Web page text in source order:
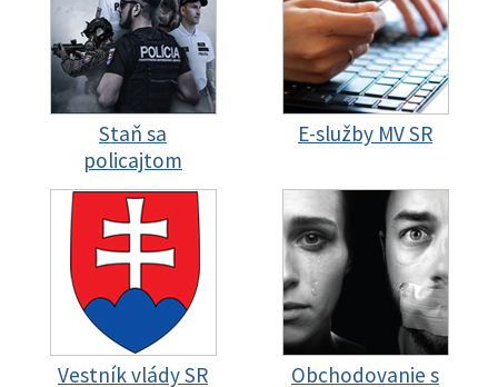
Staň sa
policajtom
E-služby MV SR
Vestník vlády SR
Obchodovanie s